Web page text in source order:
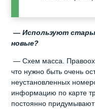
— Используют
новые?
— Схем масса.
что нужно быть очень
неустановленных
информацию по карте
постоянно